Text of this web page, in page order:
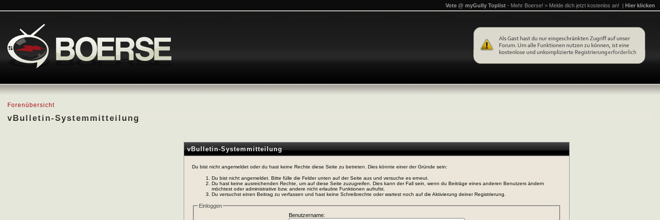
Forenübersicht
vBulletin-Systemmitteilung
Vote @ myGully Toplist - Mehr Boerse! > Melde dich jetzt kostenlos an! | Hier klicken
vBulletin-Systemmitteilung
Du bist nicht angemeldet oder du hast keine Rechte diese Seite zu betreten. Dies könnte einer der Gründe sein:
Du bist nicht angemeldet. Bitte fülle die Felder unten auf der Seite aus und versuche es erneut.
Du hast keine ausreichenden Rechte, um auf diese Seite zuzugreifen. Dies kann der Fall sein, wenn du Beiträge eines anderen Benutzers ändern
möchtest oder administrative bzw. andere nicht erlaubte Funktionen aufrufst.
Du versuchst einen Beitrag zu verfassen und hast keine Schreibrechte oder wartest noch auf die Aktivierung deiner Registrierung.
Einloggen
Benutzername: